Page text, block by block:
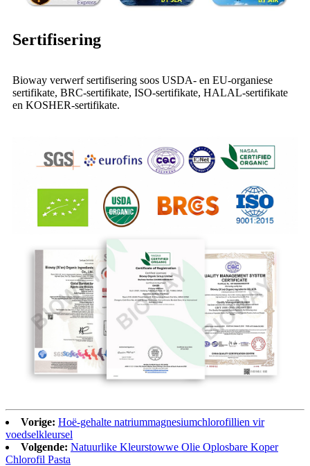
Sertifisering
Bioway verwerf sertifisering soos USDA- en EU-organiese
sertifikate, BRC-sertifikate, ISO-sertifikate, HALAL-sertifikate
en KOSHER-sertifikate.
Vorige: Hoë-gehalte natriummagnesiumchlorofillien vir
voedselkleursel
Volgende: Natuurlike Kleurstowwe Olie Oplosbare Koper
Chlorofil Pasta